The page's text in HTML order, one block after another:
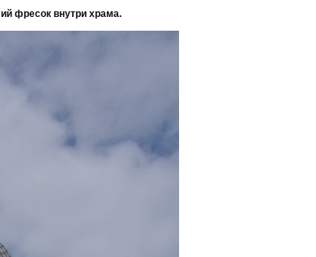
фресок внутри храма.